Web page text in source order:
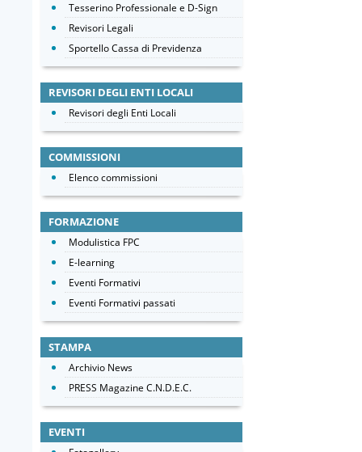
Tesserino Professionale e D-Sign
Revisori Legali
Sportello Cassa di Previdenza
REVISORI DEGLI ENTI LOCALI
Revisori degli Enti Locali
COMMISSIONI
Elenco commissioni
FORMAZIONE
Modulistica FPC
E-learning
Eventi Formativi
Eventi Formativi passati
STAMPA
Archivio News
PRESS Magazine C.N.D.E.C.
EVENTI